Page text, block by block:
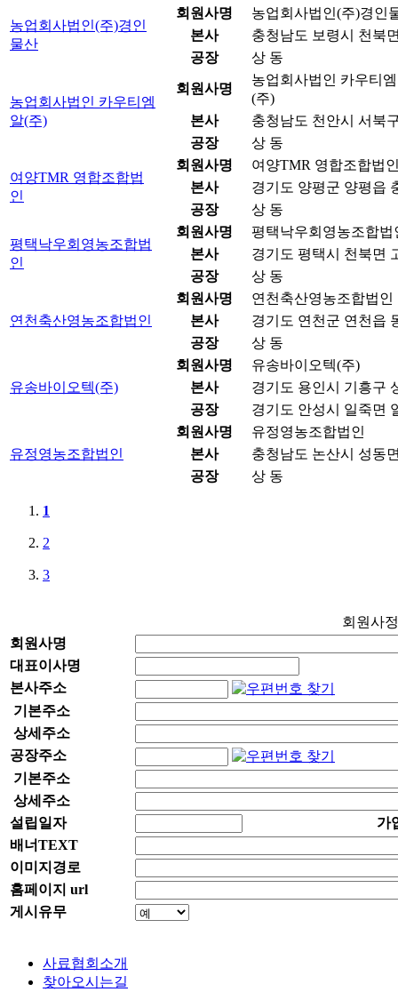
농업회사법인(주)경인
물산
회원사명
농업회사법인(주)경인
본사
충청남도 보령시 천북
공장
상 동
농업회사법인 카우티엠
알(주)
회원사명
농업회사법인 카우티
(주)
본사
충청남도 천안시 서북
공장
상 동
여양TMR 영합조합법
인
회원사명
여양TMR 영합조합법
본사
경기도 양평군 양평읍
공장
상 동
평택낙우회영농조합법
인
회원사명
평택낙우회영농조합법
본사
경기도 평택시 천북면
공장
상 동
연천축산영농조합법인
회원사명
연천축산영농조합법인
본사
경기도 연천군 연천읍
공장
상 동
유송바이오텍(주)
회원사명
유송바이오텍(주)
본사
경기도 용인시 기흥구
공장
경기도 안성시 일죽면
유정영농조합법인
회원사명
유정영농조합법인
본사
충청남도 논산시 성동
공장
상 동
1
2
3
회원사
회원사명
대표이사명
본사주소
기본주소
상세주소
공장주소
기본주소
상세주소
설립일자
가
배너TEXT
이미지경로
홈페이지 url
게시유무
사료협회소개
찾아오시는길